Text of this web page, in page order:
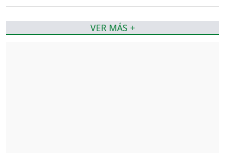
VER MÁS +